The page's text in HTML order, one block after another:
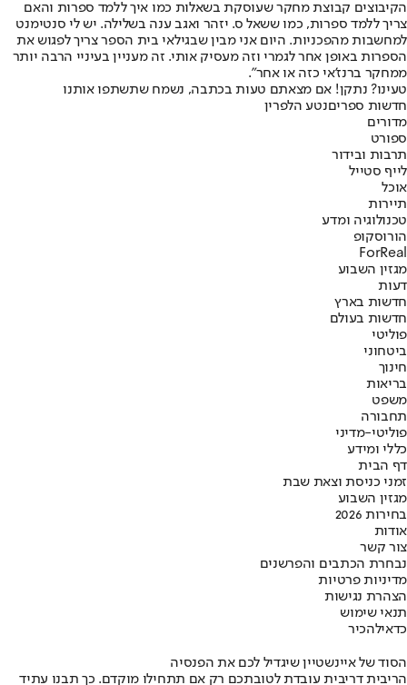
הקיבוצים קבוצת מחקר שעוסקת בשאלות כמו איך ללמד ספרות והאם
צריך ללמד ספרות, כמו ששאל ס. יזהר ואגב ענה בשלילה. יש לי סנטימנט
למחשבות מהפכניות. היום אני מבין שבגילאי בית הספר צריך לפגוש את
הספרות באופן אחר לגמרי וזה מעסיק אותי. זה מעניין בעיניי הרבה יותר
ממחקר ברנז'אי כזה או אחר".
טעינו? נתקן! אם מצאתם טעות בכתבה, נשמח שתשתפו אותנו
חדשות ספריםנטע הלפרין
מדורים
ספורט
תרבות ובידור
לייף סטייל
אוכל
תיירות
טכנולוגיה ומדע
הורוסקופ
ForReal
מגזין השבוע
דעות
חדשות בארץ
חדשות בעולם
פוליטי
ביטחוני
חינוך
בריאות
משפט
תחבורה
פוליטי-מדיני
כללי ומידע
דף הבית
זמני כניסת וצאת שבת
מגזין השבוע
בחירות 2026
אודות
צור קשר
נבחרת הכתבים והפרשנים
מדיניות פרטיות
הצהרת נגישות
תנאי שימוש
כדאילהכיר
הסוד של איינשטיין שיגדיל לכם את הפנסיה
הריבית דריבית עובדת לטובתכם רק אם תתחילו מוקדם. כך תבנו עתיד